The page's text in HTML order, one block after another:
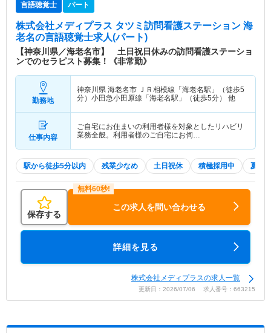
言語聴覚士 パート
株式会社メディプラス タツミ訪問看護ステーション 海
老名の言語聴覚士求人(パート)
【神奈川県／海老名市】 土日祝日休みの訪問看護ステーショ
ンでのセラピスト募集！《非常勤》
勤務地
神奈川県 海老名市 ＪＲ相模線「海老名駅」（徒歩5
分）小田急小田原線「海老名駅」（徒歩5分） 他
仕事内容
ご自宅にお住まいの利用者様を対象としたリハビリ
業務全般。利用者様のご自宅にお伺…
駅から徒歩5分以内 残業少なめ 土日祝休 積極採用中 夏～
保存する
この求人を問い合わせる
詳細を見る
株式会社メディプラスの求人一覧
更新日：2026/07/06 求人番号：663215